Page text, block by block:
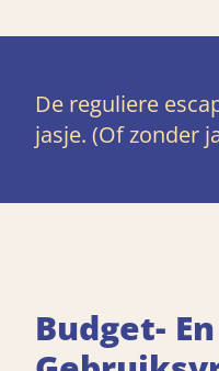
De reguliere
jasje. (Of zonder
Budget- En